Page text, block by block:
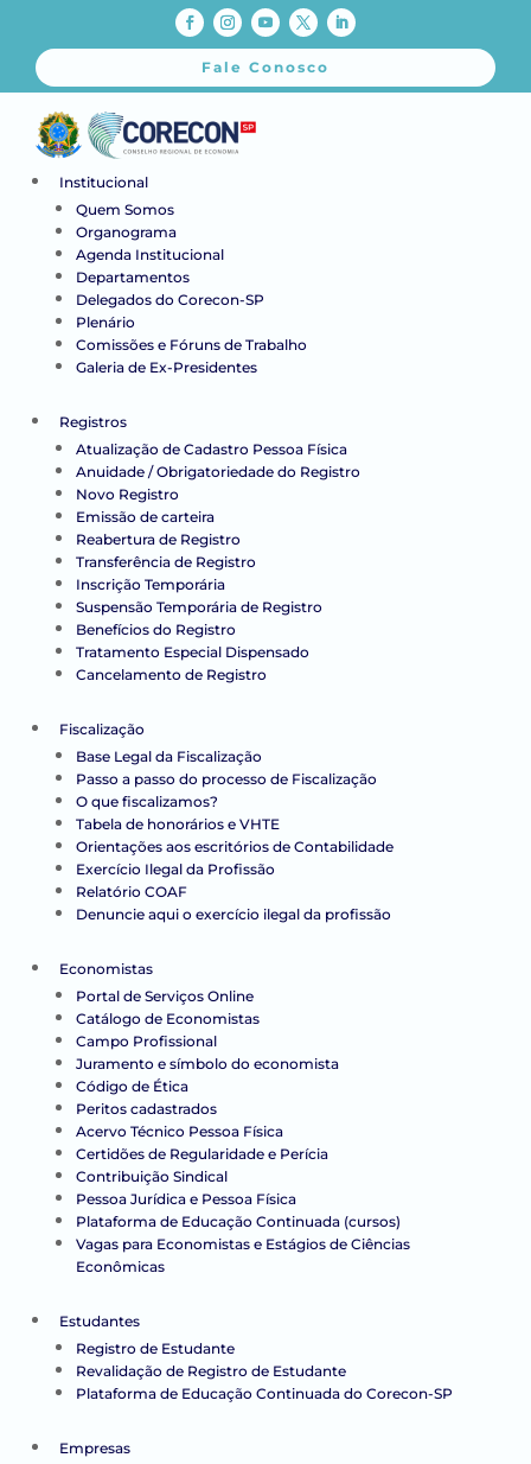
Fale Conosco
Institucional
Quem Somos
Organograma
Agenda Institucional
Departamentos
Delegados do Corecon-SP
Plenário
Comissões e Fóruns de Trabalho
Galeria de Ex-Presidentes
Registros
Atualização de Cadastro Pessoa Física
Anuidade / Obrigatoriedade do Registro
Novo Registro
Emissão de carteira
Reabertura de Registro
Transferência de Registro
Inscrição Temporária
Suspensão Temporária de Registro
Benefícios do Registro
Tratamento Especial Dispensado
Cancelamento de Registro
Fiscalização
Base Legal da Fiscalização
Passo a passo do processo de Fiscalização
O que fiscalizamos?
Tabela de honorários e VHTE
Orientações aos escritórios de Contabilidade
Exercício Ilegal da Profissão
Relatório COAF
Denuncie aqui o exercício ilegal da profissão
Economistas
Portal de Serviços Online
Catálogo de Economistas
Campo Profissional
Juramento e símbolo do economista
Código de Ética
Peritos cadastrados
Acervo Técnico Pessoa Física
Certidões de Regularidade e Perícia
Contribuição Sindical
Pessoa Jurídica e Pessoa Física
Plataforma de Educação Continuada (cursos)
Vagas para Economistas e Estágios de Ciências
Econômicas
Estudantes
Registro de Estudante
Revalidação de Registro de Estudante
Plataforma de Educação Continuada do Corecon-SP
Empresas